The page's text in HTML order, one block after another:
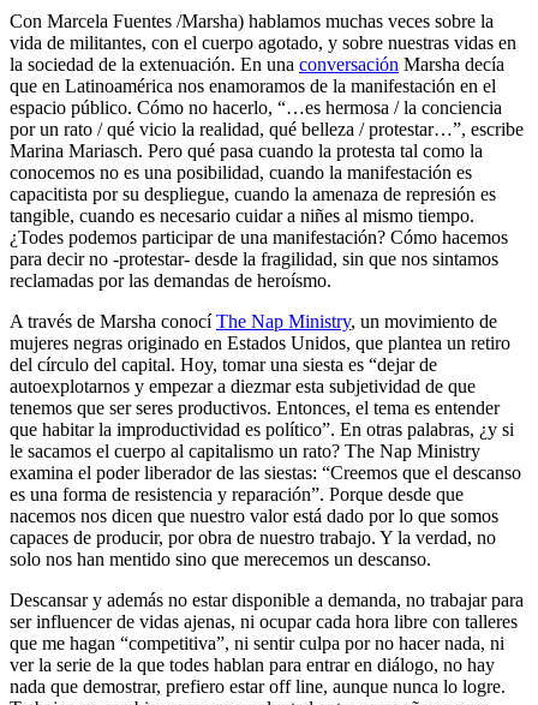
Con Marcela Fuentes /Marsha) hablamos muchas veces sobre la
vida de militantes, con el cuerpo agotado, y sobre nuestras vidas en
la sociedad de la extenuación. En una conversación Marsha decía
que en Latinoamérica nos enamoramos de la manifestación en el
espacio público. Cómo no hacerlo, “…es hermosa / la conciencia
por un rato / qué vicio la realidad, qué belleza / protestar…”, escribe
Marina Mariasch. Pero qué pasa cuando la protesta tal como la
conocemos no es una posibilidad, cuando la manifestación es
capacitista por su despliegue, cuando la amenaza de represión es
tangible, cuando es necesario cuidar a niñes al mismo tiempo.
¿Todes podemos participar de una manifestación? Cómo hacemos
para decir no -protestar- desde la fragilidad, sin que nos sintamos
reclamadas por las demandas de heroísmo.
A través de Marsha conocíThe Nap Ministry, un movimiento de
mujeres negras originado en Estados Unidos, que plantea un retiro
del círculo del capital. Hoy, tomar una siesta es “dejar de
autoexplotarnos y empezar a diezmar esta subjetividad de que
tenemos que ser seres productivos. Entonces, el tema es entender
que habitar la improductividad es político”. En otras palabras, ¿y si
le sacamos el cuerpo al capitalismo un rato? The Nap Ministry
examina el poder liberador de las siestas: “Creemos que el descanso
es una forma de resistencia y reparación”. Porque desde que
nacemos nos dicen que nuestro valor está dado por lo que somos
capaces de producir, por obra de nuestro trabajo. Y la verdad, no
solo nos han mentido sino que merecemos un descanso.
Descansar y además no estar disponible a demanda, no trabajar para
ser influencer de vidas ajenas, ni ocupar cada hora libre con talleres
que me hagan “competitiva”, ni sentir culpa por no hacer nada, ni
ver la serie de la que todes hablan para entrar en diálogo, no hay
nada que demostrar, prefiero estar off line, aunque nunca lo logre.